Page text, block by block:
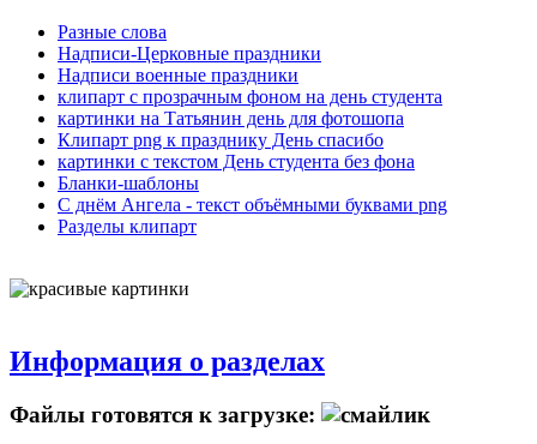
Разные слова
Надписи-Церковные праздники
Надписи военные праздники
клипарт с прозрачным фоном на день студента
картинки на Татьянин день для фотошопа
Клипарт png к празднику День спасибо
картинки с текстом День студента без фона
Бланки-шаблоны
С днём Ангела - текст объёмными буквами png
Разделы клипарт
Информация о разделах
Файлы готовятся к загрузке: